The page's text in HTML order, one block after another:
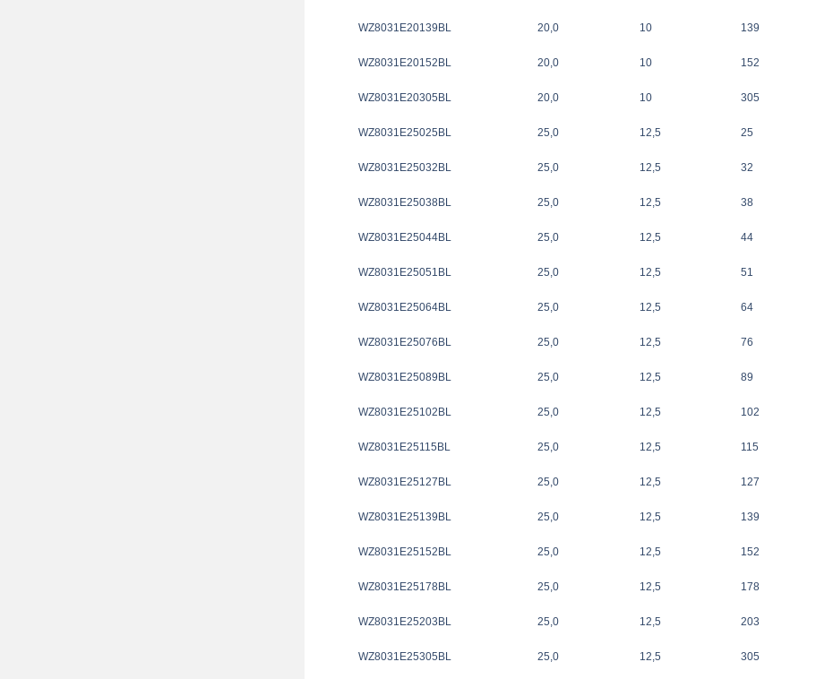
WZ8031E20139BL 20,0 10 139
WZ8031E20152BL 20,0 10 152
WZ8031E20305BL 20,0 10 305
WZ8031E25025BL 25,0 12,5 25
WZ8031E25032BL 25,0 12,5 32
WZ8031E25038BL 25,0 12,5 38
WZ8031E25044BL 25,0 12,5 44
WZ8031E25051BL 25,0 12,5 51
WZ8031E25064BL 25,0 12,5 64
WZ8031E25076BL 25,0 12,5 76
WZ8031E25089BL 25,0 12,5 89
WZ8031E25102BL 25,0 12,5 102
WZ8031E25115BL 25,0 12,5 115
WZ8031E25127BL 25,0 12,5 127
WZ8031E25139BL 25,0 12,5 139
WZ8031E25152BL 25,0 12,5 152
WZ8031E25178BL 25,0 12,5 178
WZ8031E25203BL 25,0 12,5 203
WZ8031E25305BL 25,0 12,5 305